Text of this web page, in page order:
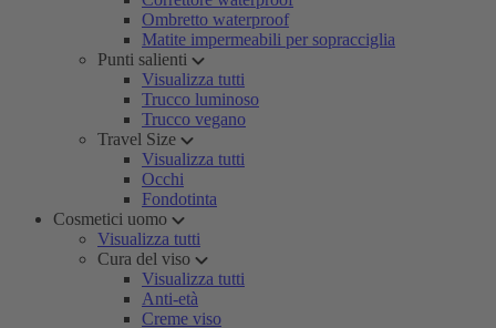
Ombretto waterproof
Matite impermeabili per sopracciglia
Punti salienti
Visualizza tutti
Trucco luminoso
Trucco vegano
Travel Size
Visualizza tutti
Occhi
Fondotinta
Cosmetici uomo
Visualizza tutti
Cura del viso
Visualizza tutti
Anti-età
Creme viso